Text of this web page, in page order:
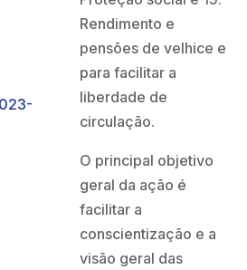
Rendimento e
pensões de velhice e
para facilitar a
liberdade de
circulação.
O principal objetivo
geral da ação é
facilitar a
conscientização e a
visão geral das